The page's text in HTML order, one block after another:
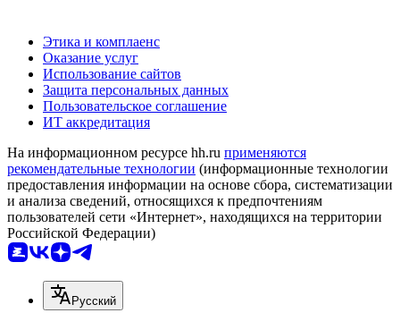
Этика и комплаенс
Оказание услуг
Использование сайтов
Защита персональных данных
Пользовательское соглашение
ИТ аккредитация
На информационном ресурсе hh.ru применяются
рекомендательные технологии (информационные технологии
предоставления информации на основе сбора, систематизации
и анализа сведений, относящихся к предпочтениям
пользователей сети «Интернет», находящихся на территории
Российской Федерации)
Русский